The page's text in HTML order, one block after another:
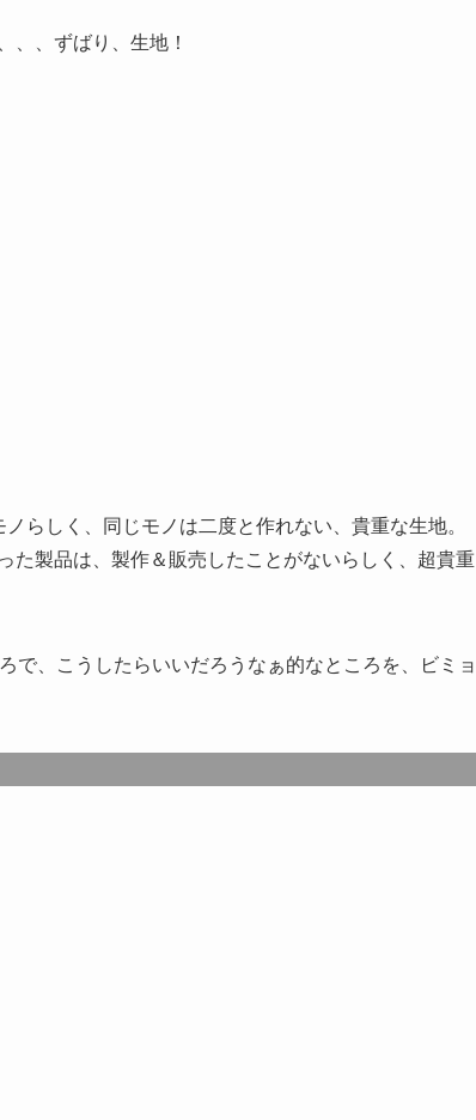
、、ずばり、生地！
らしく、同じモノは二度と作れない、貴重な生地。
製品は、製作＆販売したことがないらしく、超貴重
で、こうしたらいいだろうなぁ的なところを、ビミョ